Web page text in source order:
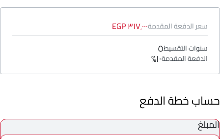
سعر الدفعة المقدمة٣١٧٬٠٠٠ EGP
سنوات التقسيط٥
الدفعة المقدمة١٠%
حساب خطة الدفع
المبلغ